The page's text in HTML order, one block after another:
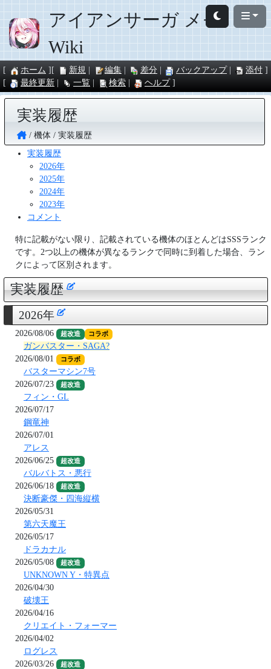
アイアンサーガ メモ
Wiki
ホーム 新規 編集 差分 バックアップ
添付
最終更新
一覧 検索 ヘルプ
実装履歴
機体
実装履歴
実装履歴
2026年
2025年
2024年
2023年
コメント
特に記載がない限り、記載されている機体のほとんどはSSSランク
です。2つ以上の機体が異なるランクで同時に到着した場合、ラン
クによって区別されます。
実装履歴
2026年
2026/08/06 超改造 コラボ
ガンバスター・SAGA?
2026/08/01
コラボ
バスターマシン7号
2026/07/23
超改造
フィン・GL
2026/07/17
鋼竜神
2026/07/01
アレス
2026/06/25
超改造
バルバトス・悪行
2026/06/18
超改造
決断豪傑・四海縦横
2026/05/31
第六天魔王
2026/05/17
ドラカナル
2026/05/08
超改造
UNKNOWN Y・特異点
2026/04/30
破壊王
2026/04/16
クリエイト・フォーマー
2026/04/02
ログレス
2026/03/26
超改造